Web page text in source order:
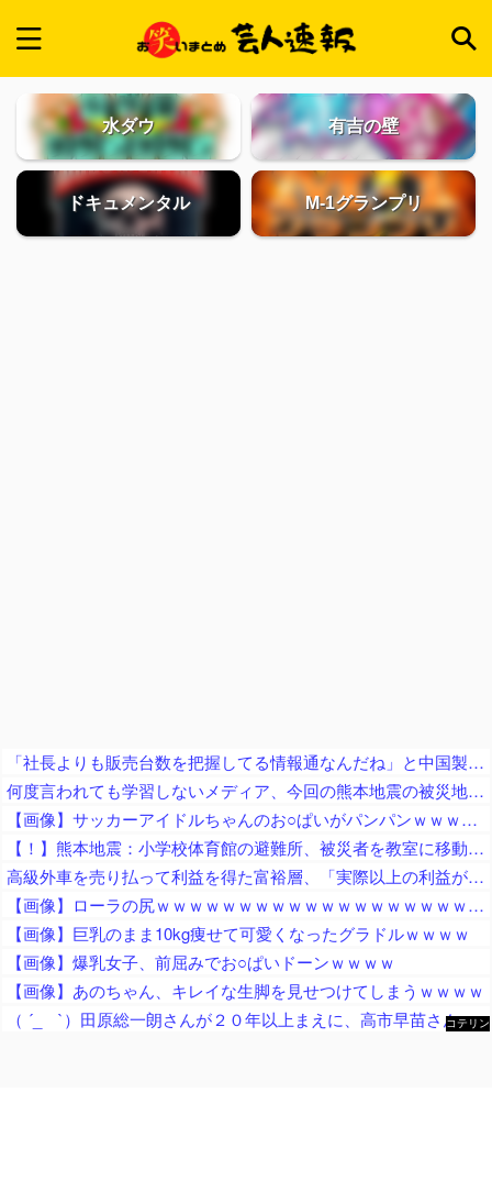
水ダウ 有吉の壁
ドキュメンタル M-1グランプリ
「社長よりも販売台数を把握してる情報通なんだね」と中国製軽EVを絶賛する人が猛ツッコミを食らう、社長の公式発表と随分食い違っておりますね……
何度言われても学習しないメディア、今回の熊本地震の被災地においても過去と同じ所業を繰り返して……
【画像】サッカーアイドルちゃんのお○ぱいがパンパンｗｗｗｗｗｗｗｗｗｗｗｗ
【！】熊本地震：小学校体育館の避難所、被災者を教室に移動させ即座にエアコン工事が始まる ※体育館のエアコン設置は自治体の管轄
高級外車を売り払って利益を得た富裕層、「実際以上の利益があったとして課税される」とかけられた税金額に不満を漏らす
【画像】ローラの尻ｗｗｗｗｗｗｗｗｗｗｗｗｗｗｗｗｗｗｗｗｗｗｗｗ
【画像】巨乳のまま10kg痩せて可愛くなったグラドルｗｗｗｗ
【画像】爆乳女子、前屈みでお○ぱいドーンｗｗｗｗ
【画像】あのちゃん、キレイな生脚を見せつけてしまうｗｗｗｗ
（ ´_ゝ`）田原総一朗さんが２０年以上まえに、高市早苗さんを「無知」「幼稚」と痛烈批判したと話題に
コテリン